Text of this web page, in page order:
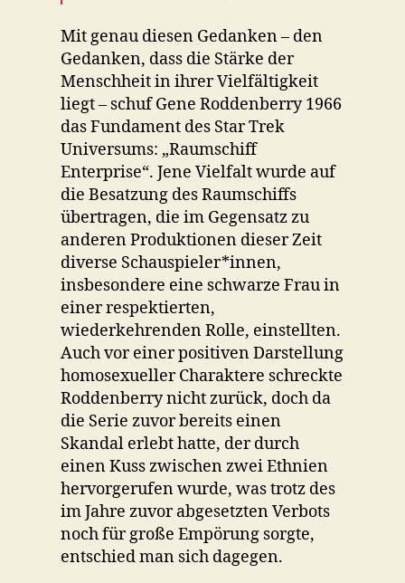
Mit genau diesen Gedanken – den
Gedanken, dass die Stärke der
Menschheit in ihrer Vielfältigkeit
liegt – schuf Gene Roddenberry 1966
das Fundament des Star Trek
Universums: „Raumschiff
Enterprise“. Jene Vielfalt wurde auf
die Besatzung des Raumschiffs
übertragen, die im Gegensatz zu
anderen Produktionen dieser Zeit
diverse Schauspieler*innen,
insbesondere eine schwarze Frau in
einer respektierten,
wiederkehrenden Rolle, einstellten.
Auch vor einer positiven Darstellung
homosexueller Charaktere schreckte
Roddenberry nicht zurück, doch da
die Serie zuvor bereits einen
Skandal erlebt hatte, der durch
einen Kuss zwischen zwei Ethnien
hervorgerufen wurde, was trotz des
im Jahre zuvor abgesetzten Verbots
noch für große Empörung sorgte,
entschied man sich dagegen.